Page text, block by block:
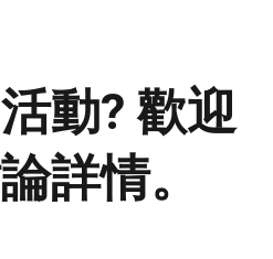
動? 歡迎
詳情。